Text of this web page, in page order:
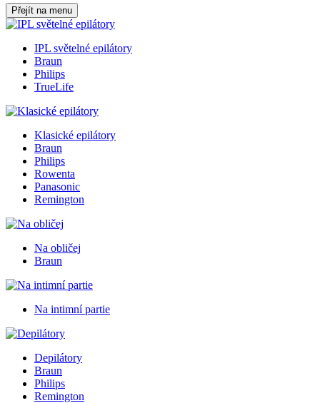
Přejít na menu
IPL světelné epilátory
Braun
Philips
TrueLife
Klasické epilátory
Braun
Philips
Rowenta
Panasonic
Remington
Na obličej
Braun
Na intimní partie
Depilátory
Braun
Philips
Remington